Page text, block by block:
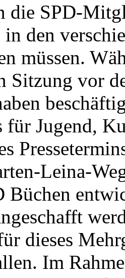
die SPD-
in den
müssen.
Sitzung vor
für Jugend,
Leina-
Büchen
dieses
Im